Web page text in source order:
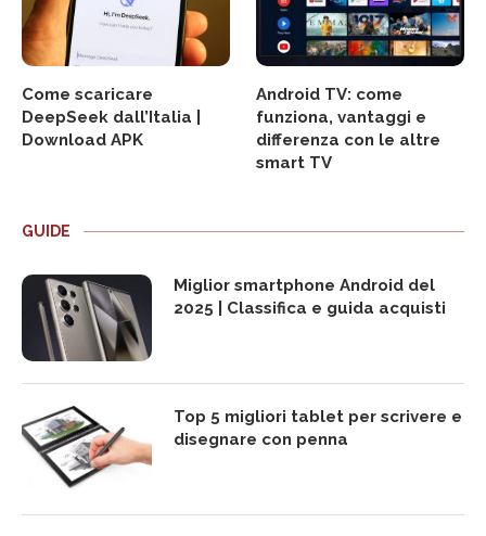
Come scaricare
DeepSeek dall’Italia |
Download APK
Android TV: come
funziona, vantaggi e
differenza con le altre
smart TV
GUIDE
Miglior smartphone Android del
2025 | Classifica e guida acquisti
Top 5 migliori tablet per scrivere e
disegnare con penna